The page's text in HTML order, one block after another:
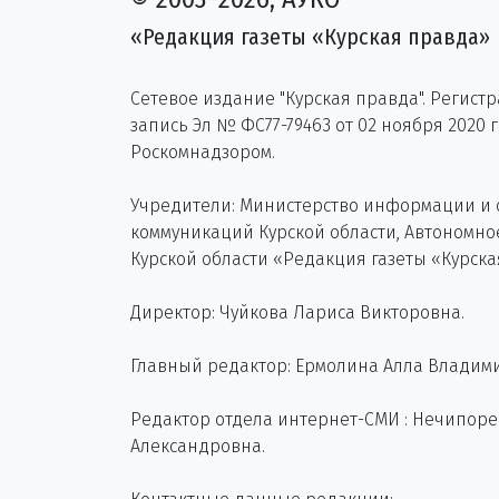
«Редакция газеты «Курская правда»
Сетевое издание "Курская правда".
запись Эл № ФС77-79463 от 02 ноября 2020
Роскомнадзором.
Учредители: Министерство информации и
коммуникаций Курской области,
Курской области «Редакция газеты
Директор: Чуйкова Лариса Викторовна.
Главный редактор: Ермолина Алла
Редактор отдела интернет-СМИ :
Александровна.